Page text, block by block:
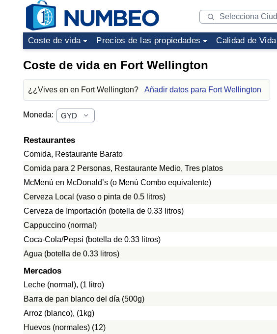
Coste de vida Precios de las propiedades Calidad de Vida
Coste de vida en Fort Wellington
¿¿Vives en en Fort Wellington? Añadir datos para Fort Wellington
Moneda:
Restaurantes
Comida, Restaurante Barato
Comida para 2 Personas, Restaurante Medio, Tres platos
McMenú en McDonald’s (o Menú Combo equivalente)
Cerveza Local (vaso o pinta de 0.5 litros)
Cerveza de Importación (botella de 0.33 litros)
Cappuccino (normal)
Coca-Cola/Pepsi (botella de 0.33 litros)
Agua (botella de 0.33 litros)
Mercados
Leche (normal), (1 litro)
Barra de pan blanco del día (500g)
Arroz (blanco), (1kg)
Huevos (normales) (12)